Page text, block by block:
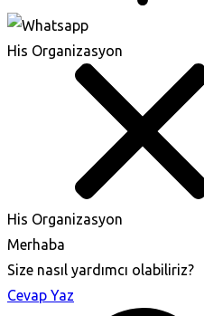
His Organizasyon
His Organizasyon
Merhaba
Size nasıl yardımcı olabiliriz?
Cevap Yaz